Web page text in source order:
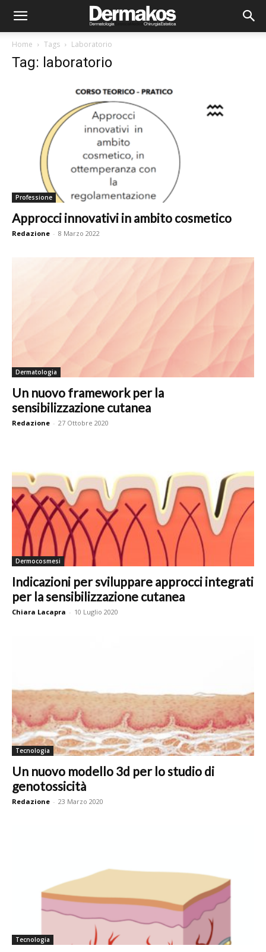
Home Tags Laboratorio
Tag: laboratorio
Professione
Approcci innovativi in ambito cosmetico
Redazione - 8 Marzo 2022
Dermatologia
Un nuovo framework per la
sensibilizzazione cutanea
Redazione - 27 Ottobre 2020
Dermocosmesi
Indicazioni per sviluppare approcci integrati
per la sensibilizzazione cutanea
Chiara Lacapra - 10 Luglio 2020
Tecnologia
Un nuovo modello 3d per lo studio di
genotossicità
Redazione - 23 Marzo 2020
Tecnologia